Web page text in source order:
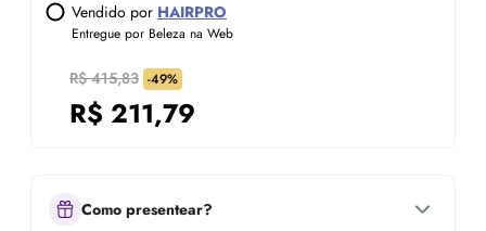
Vendido por HAIRPRO
Entregue por Beleza na Web
R$ 415,83 -49%
R$ 211,79
Como presentear?